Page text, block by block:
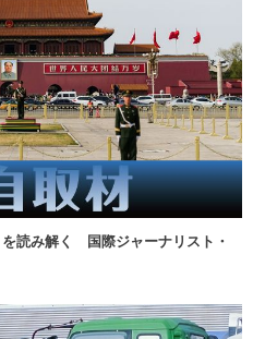
を読み解く 国際ジャーナリスト・